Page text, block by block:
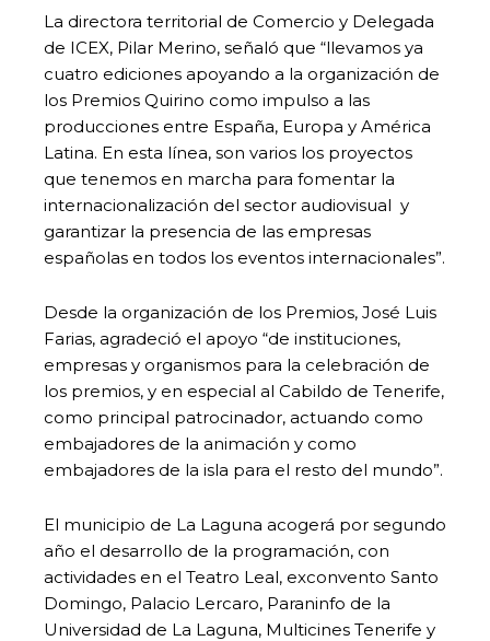
La directora territorial de Comercio y Delegada
de ICEX, Pilar Merino, señaló que “llevamos ya
cuatro ediciones apoyando a la organización de
los Premios Quirino como impulso a las
producciones entre España, Europa y América
Latina. En esta línea, son varios los proyectos
que tenemos en marcha para fomentar la
internacionalización del sector audiovisual y
garantizar la presencia de las empresas
españolas en todos los eventos internacionales”.
Desde la organización de los Premios, José Luis
Farias, agradeció el apoyo “de instituciones,
empresas y organismos para la celebración de
los premios, y en especial al Cabildo de Tenerife,
como principal patrocinador, actuando como
embajadores de la animación y como
embajadores de la isla para el resto del mundo”.
El municipio de La Laguna acogerá por segundo
año el desarrollo de la programación, con
actividades en el Teatro Leal, exconvento Santo
Domingo, Palacio Lercaro, Paraninfo de la
Universidad de La Laguna, Multicines Tenerife y